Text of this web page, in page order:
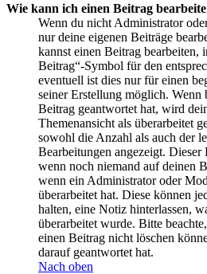
Wie kann ich einen Beitrag
Wenn du nicht Administrator
nur deine eigenen Beiträge
kannst einen Beitrag bearbeiten,
Beitrag“-Symbol für den
eventuell ist dies nur für einen
seiner Erstellung möglich. Wenn
Beitrag geantwortet hat, wird
Themenansicht als überarbeitet
sowohl die Anzahl als auch der
Bearbeitungen angezeigt.
wenn noch niemand auf deinen
wenn ein Administrator oder
überarbeitet hat. Diese können
halten, eine Notiz hinterlassen,
überarbeitet wurde. Bitte
einen Beitrag nicht löschen
darauf geantwortet hat.
Nach oben